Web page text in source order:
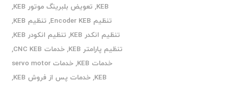
KEB
, تعویض بلبرینگ موتور KEB
,
تنظیم Encoder KEB
, تنظیم KEB
,
تنظیم انکدر KEB
, تنظیم انکودر KEB
,
تنظیم پارامتر KEB
,خدمات CNC KEB
,
خدمات KEB
,
خدمات servo motor
KEB
,خدمات پس از فروش KEB
,